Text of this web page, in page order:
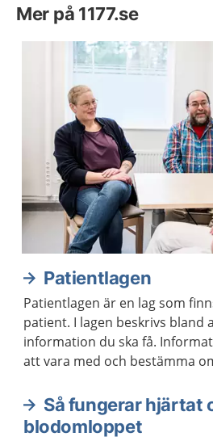
Mer på 1177.se
Patientlagen
Patientlagen är en lag som
patient. I lagen beskrivs bland
information du ska få.
att vara med och bestämma
Så fungerar hjärtat
blodomloppet